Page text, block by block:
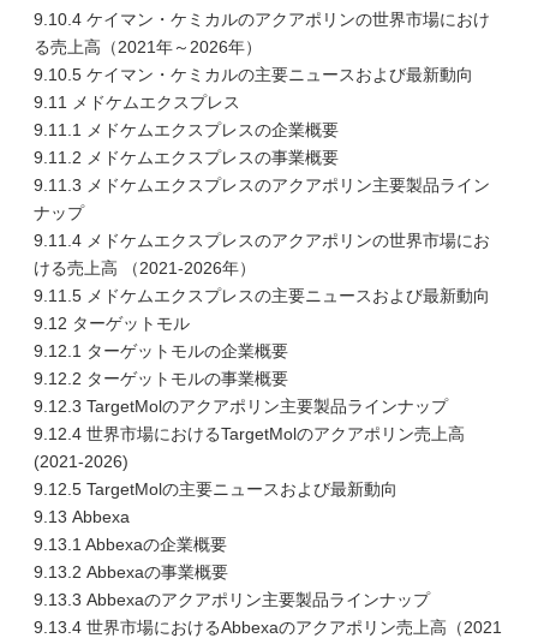
9.10.4 ケイマン・ケミカルのアクアポリンの世界市場におけ
る売上高（2021年～2026年）
9.10.5 ケイマン・ケミカルの主要ニュースおよび最新動向
9.11 メドケムエクスプレス
9.11.1 メドケムエクスプレスの企業概要
9.11.2 メドケムエクスプレスの事業概要
9.11.3 メドケムエクスプレスのアクアポリン主要製品ライン
ナップ
9.11.4 メドケムエクスプレスのアクアポリンの世界市場にお
ける売上高 （2021-2026年）
9.11.5 メドケムエクスプレスの主要ニュースおよび最新動向
9.12 ターゲットモル
9.12.1 ターゲットモルの企業概要
9.12.2 ターゲットモルの事業概要
9.12.3 TargetMolのアクアポリン主要製品ラインナップ
9.12.4 世界市場におけるTargetMolのアクアポリン売上高
(2021-2026)
9.12.5 TargetMolの主要ニュースおよび最新動向
9.13 Abbexa
9.13.1 Abbexaの企業概要
9.13.2 Abbexaの事業概要
9.13.3 Abbexaのアクアポリン主要製品ラインナップ
9.13.4 世界市場におけるAbbexaのアクアポリン売上高（2021